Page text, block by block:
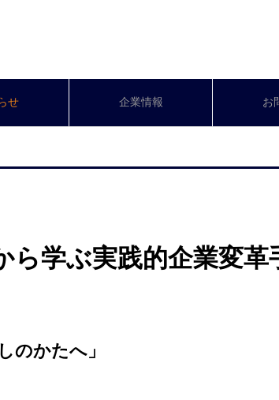
せ 企業情報 お
ら学ぶ実践的企業変革
のかたへ」